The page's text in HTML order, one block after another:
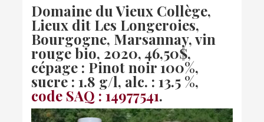
Domaine du Vieux Collège,
Lieux dit Les Longeroies,
Bourgogne, Marsannay, vin
rouge bio, 2020, 46,50$,
cépage : Pinot noir 100%,
sucre : 1.8 g/l, alc. : 13.5 %,
code SAQ : 14977541.